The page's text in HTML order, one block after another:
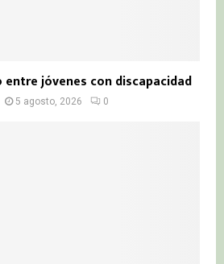
entre jóvenes con discapacidad
5 agosto, 2026 0